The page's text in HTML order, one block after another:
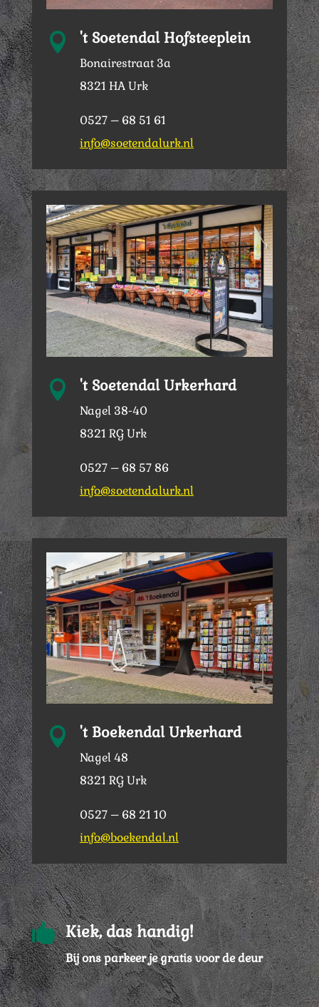
 't Soetendal Hofsteeplein
Bonairestraat 3a
8321 HA Urk
0527 – 68 51 61
info@soetendalurk.nl
 't Soetendal Urkerhard
Nagel 38-40
8321 RG Urk
0527 – 68 57 86
info@soetendalurk.nl
 't Boekendal Urkerhard
Nagel 48
8321 RG Urk
0527 – 68 21 10
info@boekendal.nl
 Kiek, das handig!
Bij ons parkeer je gratis voor de deur